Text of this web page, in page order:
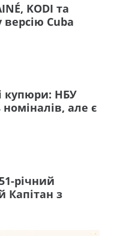
KODI та
Cuba
купюри: НБУ
але є
річний
Капітан з